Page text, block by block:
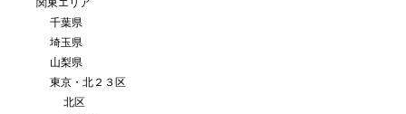
千葉県
埼玉県
山梨県
東京・北２３区
北区